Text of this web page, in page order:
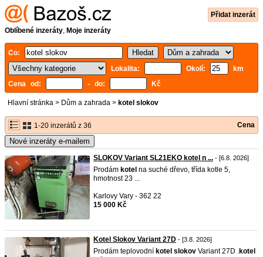
Přidat inzerát
Oblíbené inzeráty, Moje inzeráty
Co:
Lokalita:
Okolí:
km
Cena od:
- do: Kč
Hlavní stránka > Dům a zahrada > kotel slokov
1-20 inzerátů z 36 Cena
Nové inzeráty e-mailem
SLOKOV Variant SL21EKO kotel n ... - [6.8. 2026]
Prodám kotel na suché dřevo, třída kotle 5,
hmotnost 23 ...
Karlovy Vary - 362 22
15 000 Kč
Kotel Slokov Variant 27D - [3.8. 2026]
Prodám teplovodní kotel slokov Variant 27D .kotel